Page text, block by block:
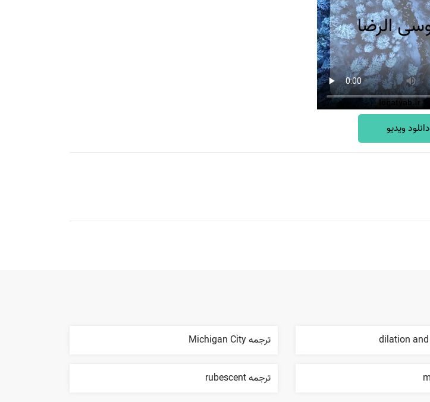
دانلود ویدیو
ترجمه Michigan City
ترجمه rubescent